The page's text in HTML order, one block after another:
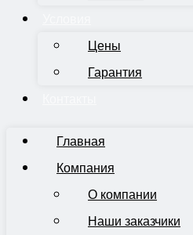
Цены
Гарантия
Главная
Компания
О компании
Наши заказчики